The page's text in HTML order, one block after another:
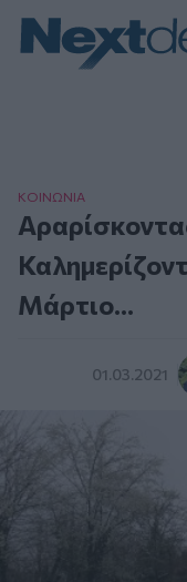
ΚΟΙΝΩΝΙΑ
Μάρτιο...
01.03.2021